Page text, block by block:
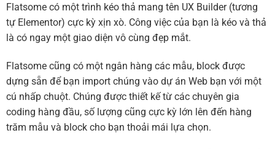
Flatsome có một trình kéo thả mang tên UX Builder (tương
tự Elementor) cực kỳ xịn xò. Công việc của bạn là kéo và thả
là có ngay một giao diện vô cùng đẹp mắt.
Flatsome cũng có một ngân hàng các mẫu, block được
dựng sẵn để bạn import chúng vào dự án Web bạn với một
cú nhấp chuột. Chúng được thiết kế từ các chuyên gia
coding hàng đầu, số lượng cũng cực kỳ lớn lên đến hàng
trăm mẫu và block cho bạn thoải mái lựa chọn.